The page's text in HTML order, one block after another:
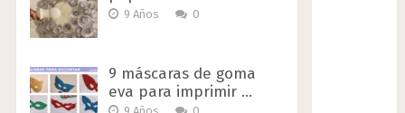
9 Años 0
9 máscaras de goma
eva para imprimir …